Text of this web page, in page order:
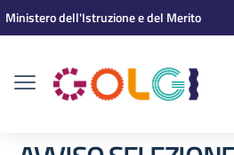
Vai ai contenuti
Vai al menu di navigazione
Vai al footer
Ministero dell'Istruzione e del Merito